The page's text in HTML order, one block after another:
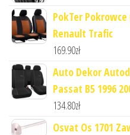
PokTer
Renault Trafic
169.90zł
Auto Dekor
Passat B5 1996
134.80zł
Osvat Os 1701